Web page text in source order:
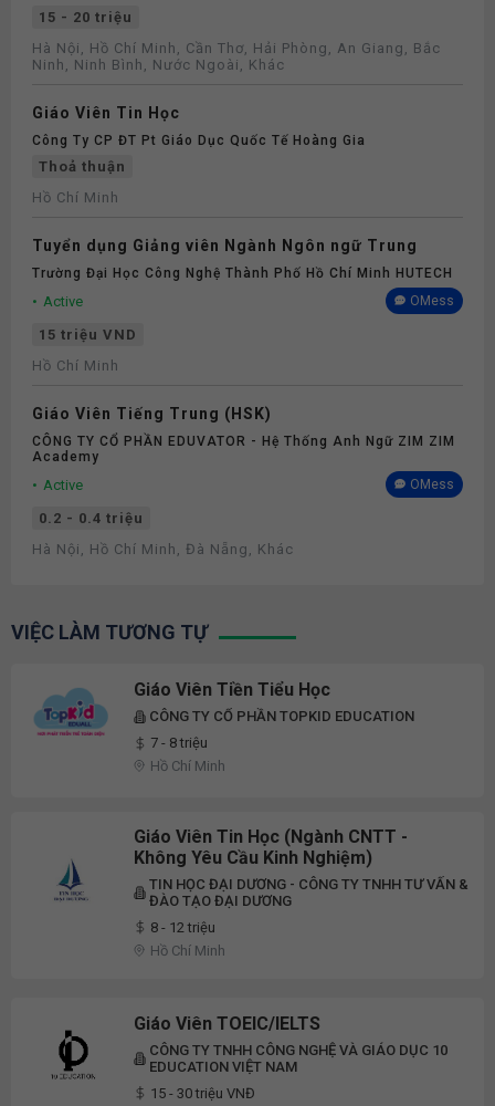
15 - 20 triệu
Hà Nội, Hồ Chí Minh, Cần Thơ, Hải Phòng, An Giang, Bắc
Ninh, Ninh Bình, Nước Ngoài, Khác
Giáo Viên Tin Học
Công Ty CP ĐT Pt Giáo Dục Quốc Tế Hoàng Gia
Thoả thuận
Hồ Chí Minh
Tuyển dụng Giảng viên Ngành Ngôn ngữ Trung
Trường Đại Học Công Nghệ Thành Phố Hồ Chí Minh HUTECH
Active OMess
15 triệu VND
Hồ Chí Minh
Giáo Viên Tiếng Trung (HSK)
CÔNG TY CỔ PHẦN EDUVATOR - Hệ Thống Anh Ngữ ZIM ZIM
Academy
Active OMess
0.2 - 0.4 triệu
Hà Nội, Hồ Chí Minh, Đà Nẵng, Khác
VIỆC LÀM TƯƠNG TỰ
Giáo Viên Tiền Tiểu Học
CÔNG TY CỔ PHẦN TOPKID EDUCATION
7 - 8 triệu
Hồ Chí Minh
Giáo Viên Tin Học (Ngành CNTT -
Không Yêu Cầu Kinh Nghiệm)
TIN HỌC ĐẠI DƯƠNG - CÔNG TY TNHH TƯ VẤN &
ĐÀO TẠO ĐẠI DƯƠNG
8 - 12 triệu
Hồ Chí Minh
Giáo Viên TOEIC/IELTS
CÔNG TY TNHH CÔNG NGHỆ VÀ GIÁO DỤC 10
EDUCATION VIỆT NAM
15 - 30 triệu VNĐ